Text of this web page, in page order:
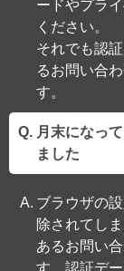
ードやプラ
ください。
それでも認
るお問い合
す。
月末になっ
ました
ブラウザの
除されてし
あるお問い